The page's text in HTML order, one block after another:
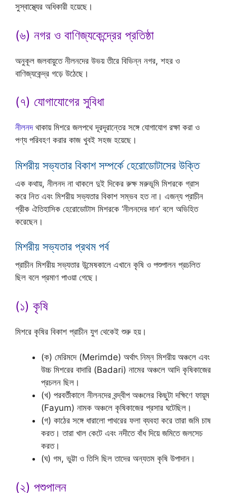
সুস্বাস্থ্যের অধিকারী হয়েছে।
(৬) নগর ও বাণিজ্যকেন্দ্রের প্রতিষ্ঠা
অনুকূল জলবায়ুতে নীলনদের উভয় তীরে বিভিন্ন নগর, শহর ও
বাণিজ্যকেন্দ্র গড়ে উঠেছে।
(৭) যোগাযোগের সুবিধা
নীলনদথাকায় মিশরে জলপথে দূরদূরান্তের সঙ্গে যোগাযোগ রক্ষা করা ও
পণ্য পরিবহণ করার কাজ খুবই সহজ হয়েছে।
মিশরীয় সভ্যতার বিকাশ সম্পর্কে হেরোডোটাসের উক্তি
এক কথায়, নীলনদ না থাকলে দুই দিকের রুক্ষ মরুভূমি মিশরকে গ্রাস
করে নিত এবং মিশরীয় সভ্যতার বিকাশ সম্ভব হত না। এজন্য প্রাচীন
গ্রীক ঐতিহাসিক হেরোডোটাস মিশরকে ‘নীলনদের দান’ বলে অভিহিত
করেছেন।
মিশরীয় সভ্যতার প্রথম পর্ব
প্রাচীন মিশরীয় সভ্যতার উন্মেষকালে এখানে কৃষি ও পশুপালন প্রচলিত
ছিল বলে প্রমাণ পাওয়া গেছে।
(১) কৃষি
মিশরে কৃষির বিকাশ প্রাচীন যুগ থেকেই শুরু হয়।
(ক) মেরিমদে (Merimde) অর্থাৎ নিম্ন মিশরীয় অঞ্চলে এবং
উচ্চ মিশরের বাদারি (Badari) নামের অঞ্চলে আদি কৃষিকাজের
প্রচলন ছিল।
(খ) পরবর্তীকালে নীলনদের বন্দ্বীপ অঞ্চলের কিছুটা দক্ষিণে ফায়ূম
(Fayum) নামক অঞ্চলে কৃষিকাজের প্রসার ঘটেছিল।
(গ) কাঠের সঙ্গে ধারালো পাথরের ফলা ব্যবহা করে তারা জমি চাষ
করত। তারা খাল কেটে এবং নদীতে বাঁধ দিয়ে জমিতে জলসেচ
করত।
(ঘ) গম, ভুট্টা ও তিসি ছিল তাদের অন্যতম কৃষি উপাদান।
(২) পশুপালন